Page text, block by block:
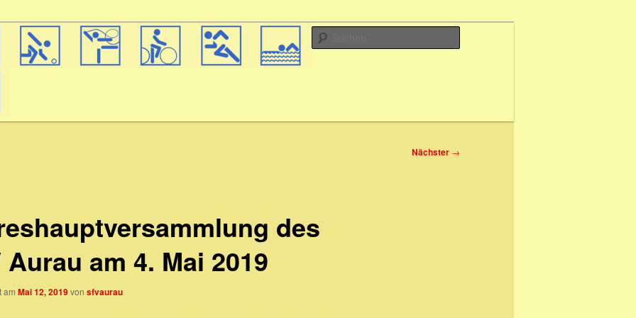
Nächster →
des
Aurau am 4. Mai 2019
am Mai 12, 2019von sfvaurau